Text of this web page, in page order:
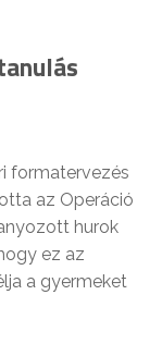
formatervezés
az Operáció
hurok
ez az
a gyermeket